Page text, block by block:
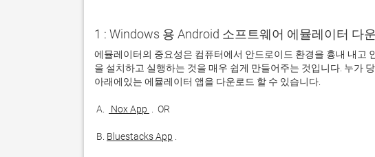
1 : Windows 용 Android 소프트웨어 에뮬레이터 다
에뮬레이터의 중요성은 컴퓨터에서 안드로이드 환경을 흉내 내고
을 설치하고 실행하는 것을 매우 쉽게 만들어주는 것입니다. 누가
A. Nox App
B. Bluestacks App